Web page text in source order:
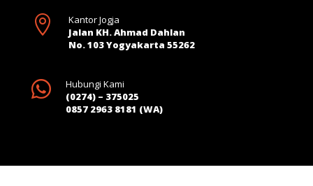

Kantor Jogja
Jalan KH. Ahmad Dahlan
No. 103 Yogyakarta 55262

Hubungi Kami
(0274) – 375025
0857 2963 8181 (WA)